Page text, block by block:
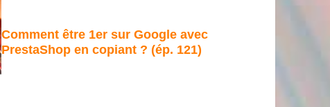
Comment être 1er sur Google avec
PrestaShop en copiant ? (ép. 121)